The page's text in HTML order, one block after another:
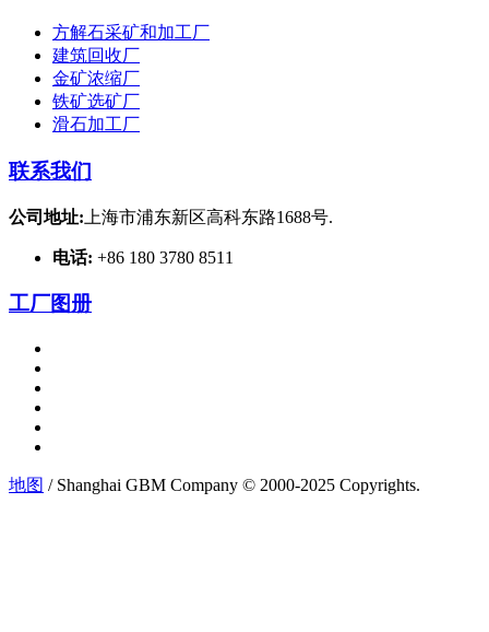
方解石采矿和加工厂
建筑回收厂
金矿浓缩厂
铁矿选矿厂
滑石加工厂
联系我们
公司地址: 上海市浦东新区高科东路1688号.
电话: +86 180 3780 8511
工厂图册
地图 / Shanghai GBM Company © 2000-2025 Copyrights.